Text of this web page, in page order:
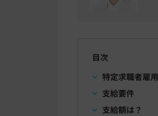
目次
特定求職者雇
支給要件
支給額は？